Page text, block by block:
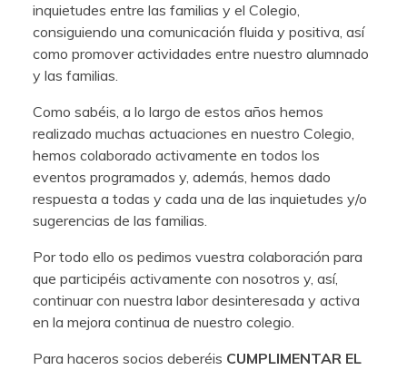
inquietudes entre las familias y el Colegio,
consiguiendo una comunicación fluida y positiva, así
como promover actividades entre nuestro alumnado
y las familias.
Como sabéis, a lo largo de estos años hemos
realizado muchas actuaciones en nuestro Colegio,
hemos colaborado activamente en todos los
eventos programados y, además, hemos dado
respuesta a todas y cada una de las inquietudes y/o
sugerencias de las familias.
Por todo ello os pedimos vuestra colaboración para
que participéis activamente con nosotros y, así,
continuar con nuestra labor desinteresada y activa
en la mejora continua de nuestro colegio.
Para haceros socios deberéis CUMPLIMENTAR EL